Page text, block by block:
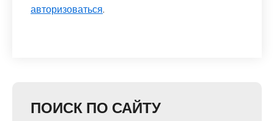
авторизоваться.
ПОИСК ПО САЙТУ